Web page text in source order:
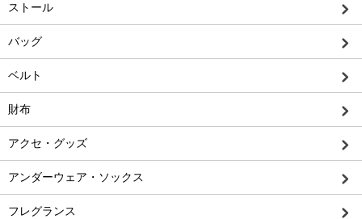
ストール
バッグ
ベルト
財布
アクセ・グッズ
アンダーウェア・ソックス
フレグランス